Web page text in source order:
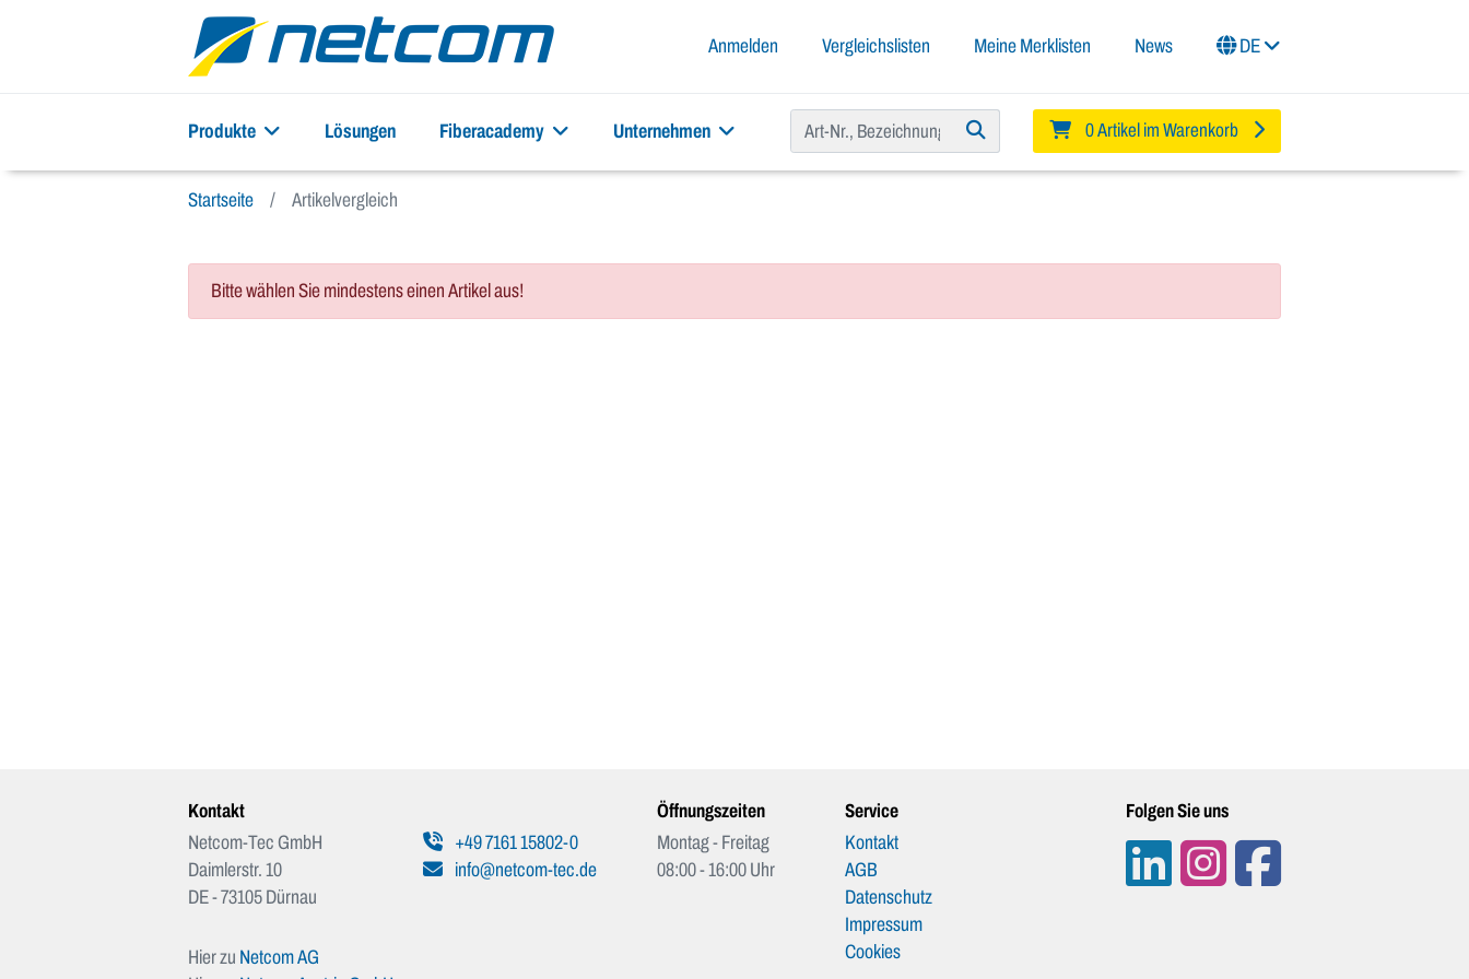
Anmelden Vergleichslisten Meine Merklisten News DE
Produkte Lösungen Fiberacademy Unternehmen 0 Artikel im Warenkorb
Startseite Artikelvergleich
Bitte wählen Sie mindestens einen Artikel aus!
Kontakt
Netcom-Tec GmbH
Daimlerstr. 10
DE - 73105 Dürnau
+49 7161 15802-0
info@netcom-tec.de
Hier zu Netcom AG
Öffnungszeiten
Montag - Freitag
08:00 - 16:00 Uhr
Service
Kontakt
AGB
Datenschutz
Impressum
Cookies
Folgen Sie uns